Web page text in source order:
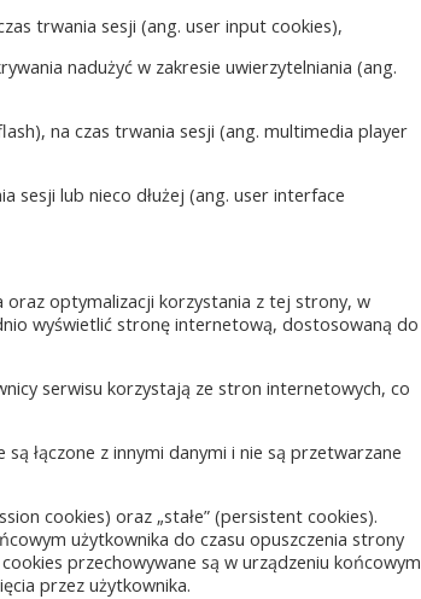
trwania sesji (ang. user input cookies),
nadużyć w zakresie uwierzytelniania (ang.
na czas trwania sesji (ang. multimedia player
sesji lub nieco dłużej (ang. user interface
optymalizacji korzystania z tej strony, w
wyświetlić stronę internetową, dostosowaną do
serwisu korzystają ze stron internetowych, co
łączone z innymi danymi i nie są przetwarzane
cookies) oraz „stałe” (persistent cookies).
użytkownika do czasu opuszczenia strony
przechowywane są w urządzeniu końcowym
przez użytkownika.